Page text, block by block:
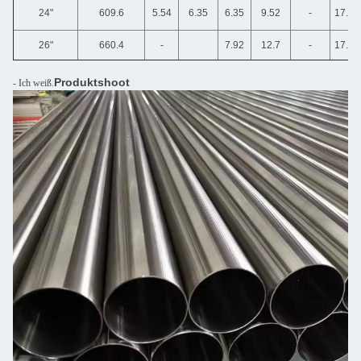
24" 609.6 5.54 6.35 6.35 9.52 - 17.48
26" 660.4 - 7.92 12.7 - 17.48
- Ich weiß.Produktshoot